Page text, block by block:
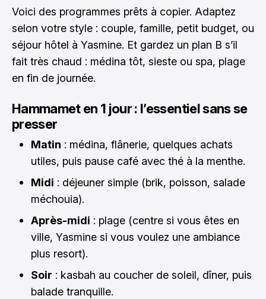
Voici des programmes prêts à copier. Adaptez
selon votre style : couple, famille, petit budget, ou
séjour hôtel à Yasmine. Et gardez un plan B s’il
fait très chaud : médina tôt, sieste ou spa, plage
en fin de journée.
Hammamet en 1 jour : l’essentiel sans se
presser
Matin : médina, flânerie, quelques achats
utiles, puis pause café avec thé à la menthe.
Midi : déjeuner simple (brik, poisson, salade
méchouia).
Après-midi : plage (centre si vous êtes en
ville, Yasmine si vous voulez une ambiance
plus resort).
Soir : kasbah au coucher de soleil, dîner, puis
balade tranquille.